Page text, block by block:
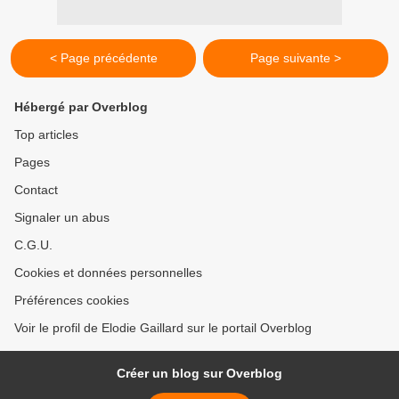
< Page précédente Page suivante >
Hébergé par Overblog
Top articles
Pages
Contact
Signaler un abus
C.G.U.
Cookies et données personnelles
Préférences cookies
Voir le profil de Elodie Gaillard sur le portail Overblog
Créer un blog sur Overblog